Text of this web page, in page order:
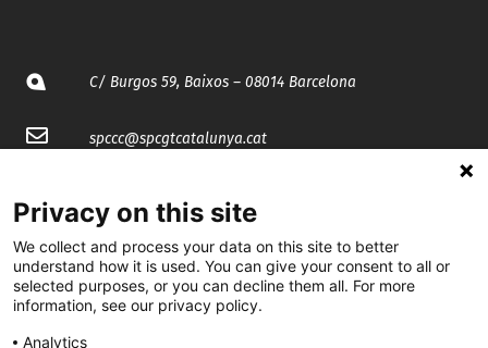
C/ Burgos 59, Baixos – 08014 Barcelona
spccc@spcgtcatalunya.cat
@CGTCatalunya
cgtcatalunya
CGTCatalunya
Privacy on this site
We collect and process your data on this site to better
understand how it is used. You can give your consent to all or
selected purposes, or you can decline them all. For more
information, see our privacy policy.
Analytics